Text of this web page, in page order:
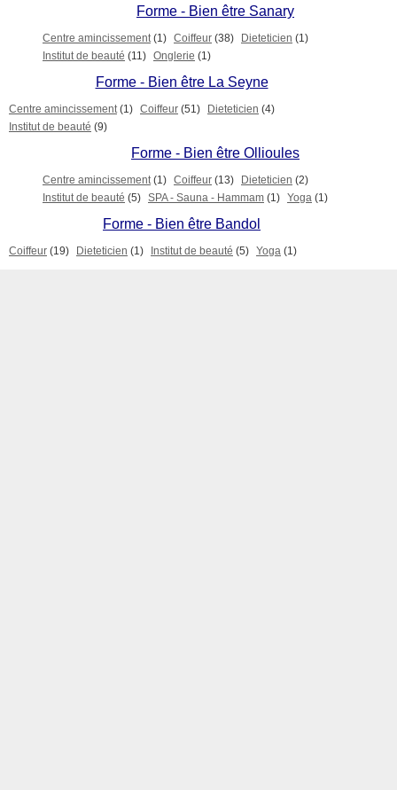
Forme - Bien être Sanary
Centre amincissement (1) Coiffeur (38) Dieteticien (1)
Institut de beauté (11) Onglerie (1)
Forme - Bien être La Seyne
Centre amincissement (1) Coiffeur (51) Dieteticien (4)
Institut de beauté (9)
Forme - Bien être Ollioules
Centre amincissement (1) Coiffeur (13) Dieteticien (2)
Institut de beauté (5) SPA - Sauna - Hammam (1) Yoga (1)
Forme - Bien être Bandol
Coiffeur (19) Dieteticien (1) Institut de beauté (5) Yoga (1)